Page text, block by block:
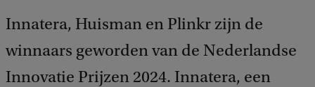
Innatera, Huisman en Plinkr zijn de
winnaars geworden van de Nederlandse
Innovatie Prijzen 2024. Innatera, een